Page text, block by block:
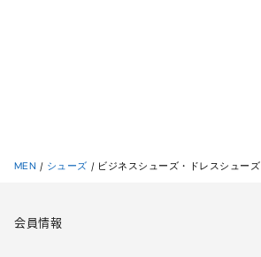
MEN / シューズ / ビジネスシューズ・ドレスシューズ
会員情報